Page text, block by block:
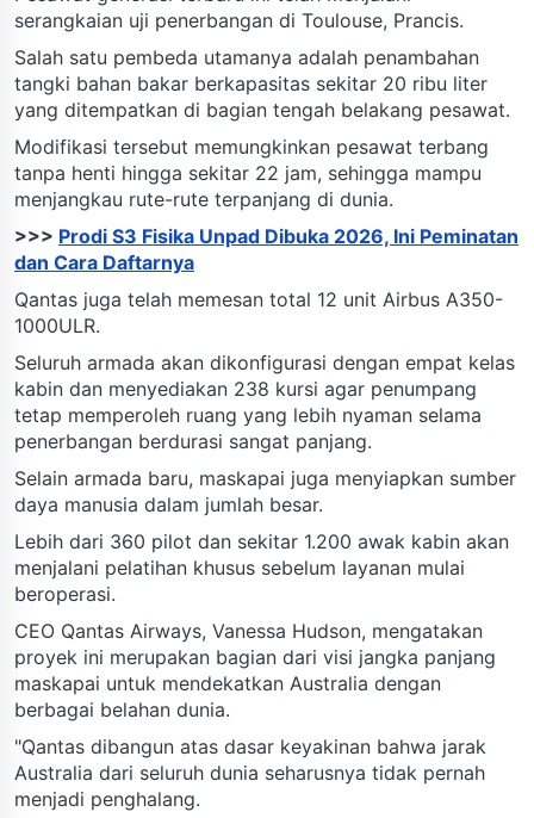
serangkaian uji penerbangan di Toulouse, Prancis.
Salah satu pembeda utamanya adalah penambahan
tangki bahan bakar berkapasitas sekitar 20 ribu liter
yang ditempatkan di bagian tengah belakang pesawat.
Modifikasi tersebut memungkinkan pesawat terbang
tanpa henti hingga sekitar 22 jam, sehingga mampu
menjangkau rute-rute terpanjang di dunia.
>>> Prodi S3 Fisika Unpad Dibuka 2026, Ini Peminatan
dan Cara Daftarnya
Qantas juga telah memesan total 12 unit Airbus A350-
1000ULR.
Seluruh armada akan dikonfigurasi dengan empat kelas
kabin dan menyediakan 238 kursi agar penumpang
tetap memperoleh ruang yang lebih nyaman selama
penerbangan berdurasi sangat panjang.
Selain armada baru, maskapai juga menyiapkan sumber
daya manusia dalam jumlah besar.
Lebih dari 360 pilot dan sekitar 1.200 awak kabin akan
menjalani pelatihan khusus sebelum layanan mulai
beroperasi.
CEO Qantas Airways, Vanessa Hudson, mengatakan
proyek ini merupakan bagian dari visi jangka panjang
maskapai untuk mendekatkan Australia dengan
berbagai belahan dunia.
"Qantas dibangun atas dasar keyakinan bahwa jarak
Australia dari seluruh dunia seharusnya tidak pernah
menjadi penghalang.